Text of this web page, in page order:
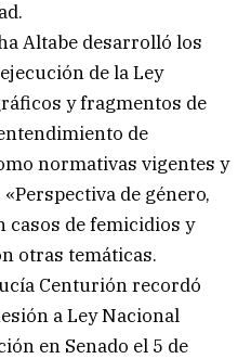
Altabe desarrolló los
de la Ley
y fragmentos de
de
normativas vigentes y
de género,
casos de femicidios y
otras temáticas.
Centurión recordó
a Ley Nacional
en Senado el 5 de